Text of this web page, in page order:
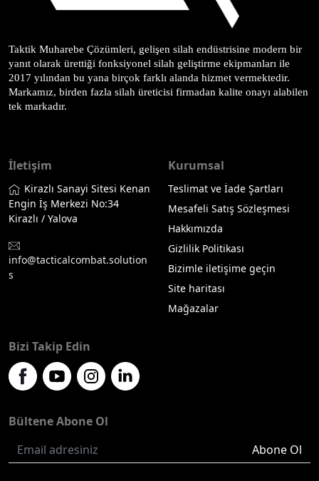
Taktik Muharebe Çözümleri, gelişen silah endüstrisine modern bir
yanıt olarak ürettiği fonksiyonel silah geliştirme ekipmanları ile
2017 yılından bu yana birçok farklı alanda hizmet vermektedir.
Markamız, birden fazla silah üreticisi firmadan kalite onayı alabilen
tek markadır.
İletişim
Kirazlı Sanayi Sitesi Kenan
Engin İş Merkezi No:34
Kirazlı / Yalova
info@tacticalcombat.solution
s
Kurumsal
Teslimat ve İade Şartları
Mesafeli Satış Sözleşmesi
Hakkımızda
Gizlilik Politikası
Bizimle iletişime geçin
Site haritası
Mağazalar
Bizi Takip Edin
Bültene Abone Ol
Abone Ol